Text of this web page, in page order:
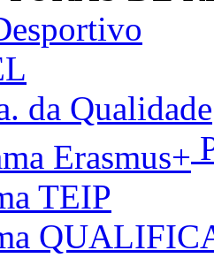
da Qualidade
TEIP